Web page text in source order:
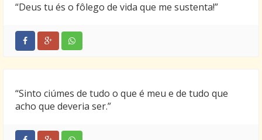
“Deus tu és o fôlego de vida que me sustenta!”
“Sinto ciúmes de tudo o que é meu e de tudo que
acho que deveria ser.”